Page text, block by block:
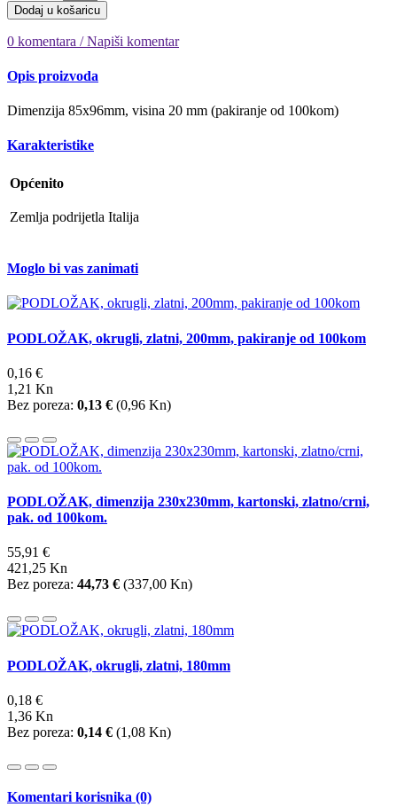
Dodaj u košaricu
0 komentara / Napiši komentar
Opis proizvoda
Dimenzija 85x96mm, visina 20 mm (pakiranje od 100kom)
Karakteristike
Općenito
Zemlja podrijetla Italija
Moglo bi vas zanimati
PODLOŽAK, okrugli, zlatni, 200mm, pakiranje od 100kom
0,16 €
1,21 Kn
Bez poreza: 0,13 € (0,96 Kn)
PODLOŽAK, dimenzija 230x230mm, kartonski, zlatno/crni,
pak. od 100kom.
55,91 €
421,25 Kn
Bez poreza: 44,73 € (337,00 Kn)
PODLOŽAK, okrugli, zlatni, 180mm
0,18 €
1,36 Kn
Bez poreza: 0,14 € (1,08 Kn)
Komentari korisnika (0)